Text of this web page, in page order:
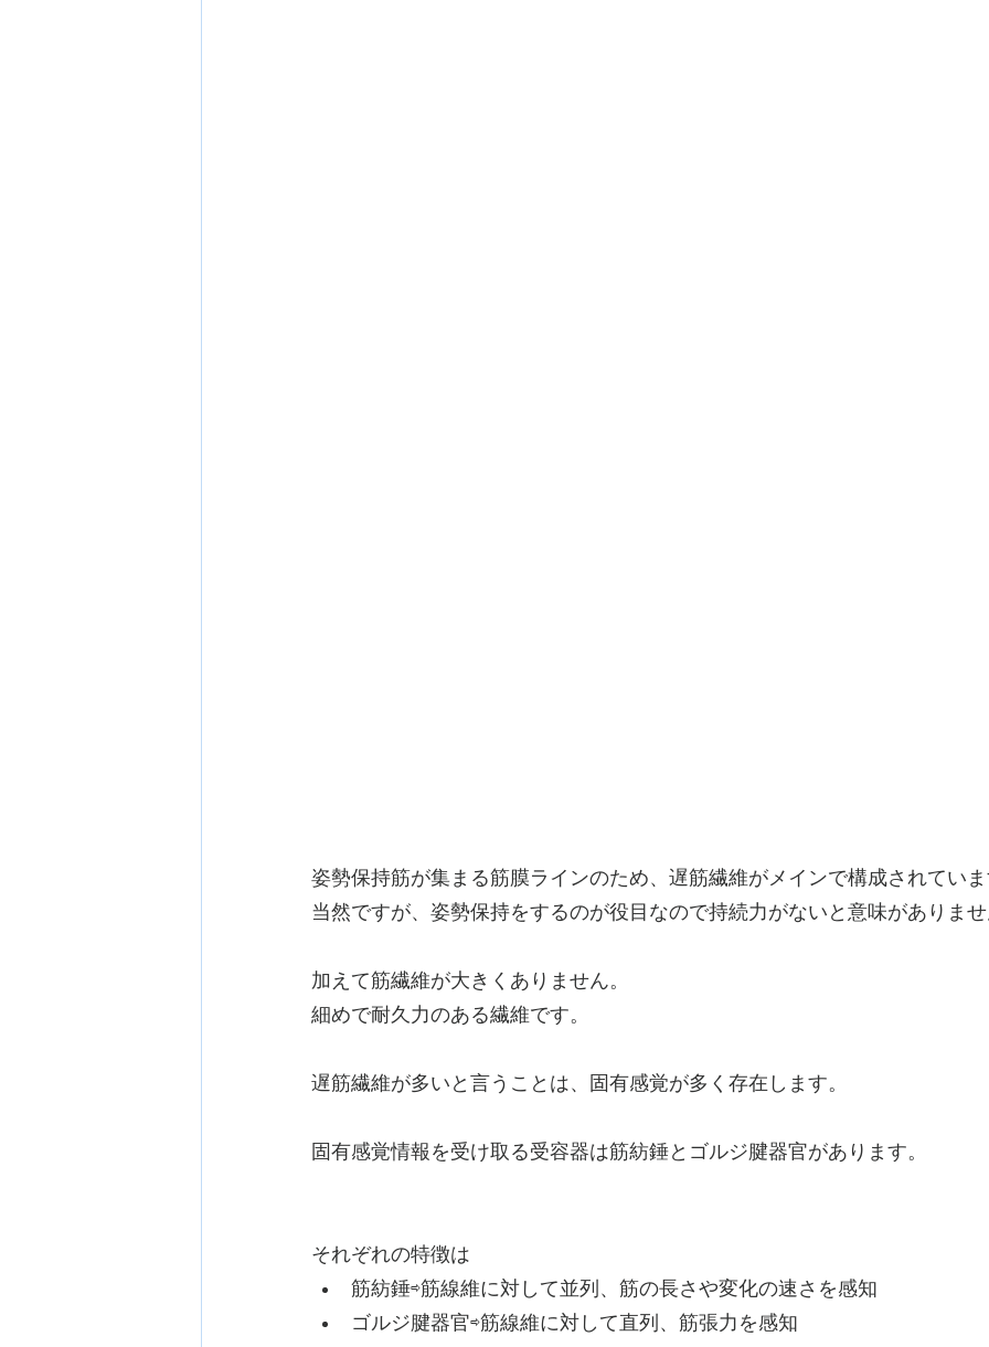
姿勢保持筋が集まる筋膜ラインのため、遅筋繊維がメインで構成されていま
当然ですが、姿勢保持をするのが役目なので持続力がないと意味がありませ
加えて筋繊維が大きくありません。
細めで耐久力のある繊維です。
遅筋繊維が多いと言うことは、固有感覚が多く存在します。
固有感覚情報を受け取る受容器は筋紡錘とゴルジ腱器官があります。
それぞれの特徴は
筋紡錘⇨筋線維に対して並列、筋の長さや変化の速さを感知
ゴルジ腱器官⇨筋線維に対して直列、筋張力を感知